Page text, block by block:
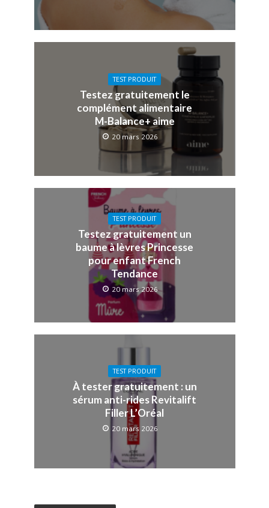
TEST PRODUIT
Testez gratuitement le
complément alimentaire
M-Balance+ aime
20 mars 2026
TEST PRODUIT
Testez gratuitement un
baume à lèvres Princesse
pour enfant French
Tendance
20 mars 2026
TEST PRODUIT
À tester gratuitement : un
sérum anti-rides Revitalift
Filler L’Oréal
20 mars 2026